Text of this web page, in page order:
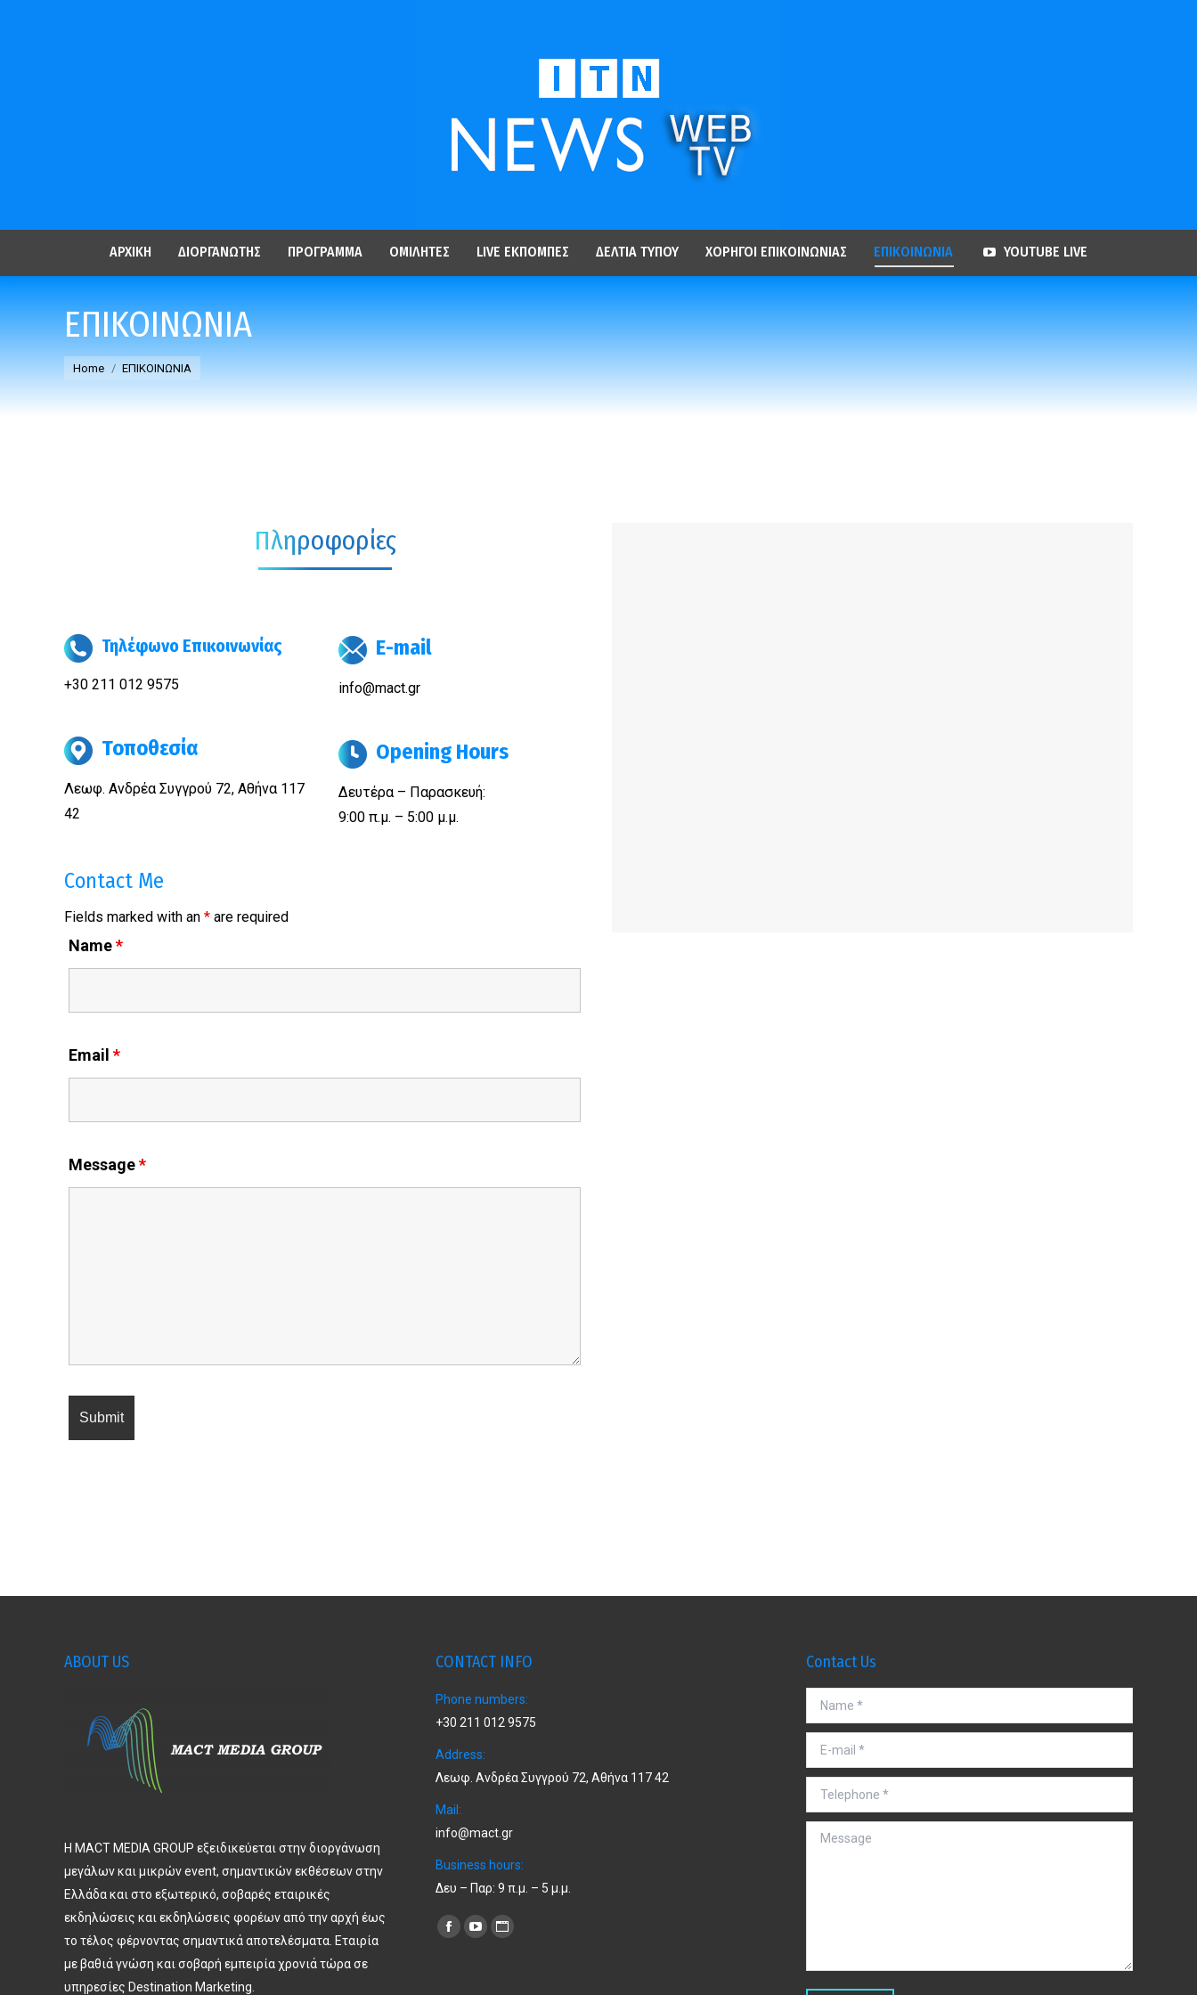
ΑΡΧΙΚΗ ΔΙΟΡΓΑΝΩΤHΣ ΠΡΟΓΡΑΜΜΑ ΟΜΙΛΗΤΕΣ LIVE ΕΚΠΟΜΠΕΣ ΔΕΛΤΙΑ ΤΥΠΟΥ ΧΟΡΗΓΟΙ ΕΠΙΚΟΙΝΩΝΙΑΣ ΕΠΙΚΟΙΝΩΝΙΑ YOUTUBE LIVE
ΕΠΙΚΟΙΝΩΝΙΑ
You are here:
Home ΕΠΙΚΟΙΝΩΝΙΑ
Πληροφορίες
Τηλέφωνο Επικοινωνίας
+30 211 012 9575
Τοποθεσία
Λεωφ. Ανδρέα Συγγρού 72, Αθήνα 117
42
E-mail
info@mact.gr
Opening Hours
Δευτέρα – Παρασκευή:
9:00 π.μ. – 5:00 μ.μ.
Contact Me
Fields marked with an * are required
Name*
Email *
Message*
ABOUT US
Η MACT MEDIA GROUP εξειδικεύεται στην διοργάνωση
μεγάλων και μικρών event, σημαντικών εκθέσεων στην
Ελλάδα και στο εξωτερικό, σοβαρές εταιρικές
εκδηλώσεις και εκδηλώσεις φορέων από την αρχή έως
το τέλος φέρνοντας σημαντικά αποτελέσματα. Εταιρία
με βαθιά γνώση και σοβαρή εμπειρία χρονιά τώρα σε
υπηρεσίες Destination Marketing.
CONTACT INFO
Phone numbers:
+30 211 012 9575
Address:
Λεωφ. Ανδρέα Συγγρού 72, Αθήνα 117 42
Mail:
info@mact.gr
Business hours:
Δευ – Παρ: 9 π.μ. – 5 μ.μ.
Find us on:
Facebook
YouTubeWebsite
Contact Us
Name *
E-mail *
Telephone *
Message